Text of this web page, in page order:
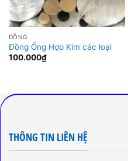
ĐỒNG
Đồng Ống Hợp Kim các loại
100.000₫
THÔNG TIN LIÊN HỆ